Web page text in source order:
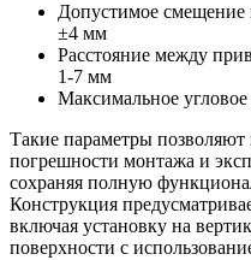
Допустимое смещение
±4 мм
Расстояние между
1-7 мм
Максимальное
Такие параметры
погрешности монтажа и
сохраняя полную
Конструкция
включая установку на
поверхности с